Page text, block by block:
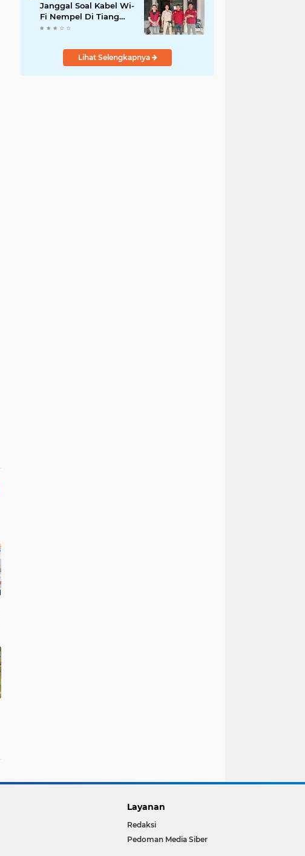
Janggal Soal Kabel Wi-
Fi Nempel Di Tiang
Listrik
Lihat Selengkapnya
Layanan
Redaksi
Pedoman Media Siber